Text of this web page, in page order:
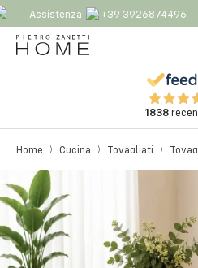
Assistenza +39 3926874496
1838
Home Cucina Tovagliati